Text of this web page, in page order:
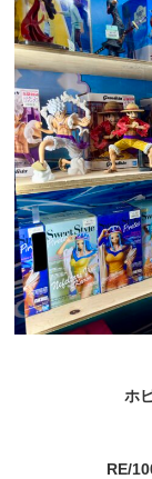
ホ
RE/